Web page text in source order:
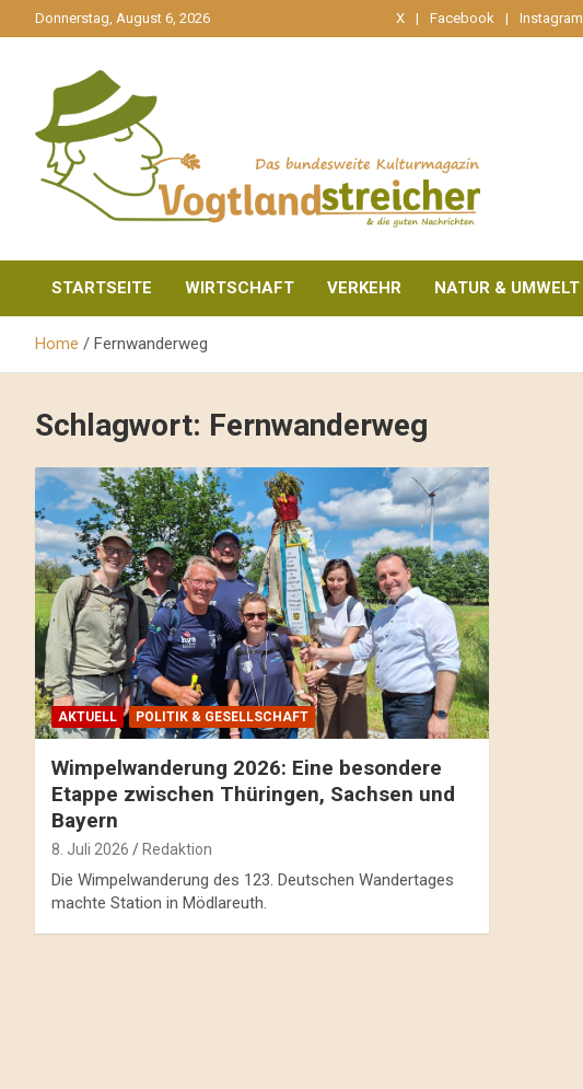
zum
Donnerstag, August 6, 2026 X Facebook Instagram
Vogtlandstreicher
STARTSEITE WIRTSCHAFT VERKEHR NATUR & UMWELT
Home Fernwanderweg
Schlagwort: Fernwanderweg
AKTUELL POLITIK & GESELLSCHAFT
Wimpelwanderung 2026: Eine besondere
Etappe zwischen Thüringen, Sachsen und
Bayern
8. Juli 2026 Redaktion
Die Wimpelwanderung des 123. Deutschen Wandertages
machte Station in Mödlareuth.